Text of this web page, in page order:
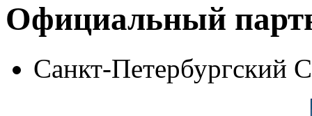
Официальный
Санкт-Петербургский